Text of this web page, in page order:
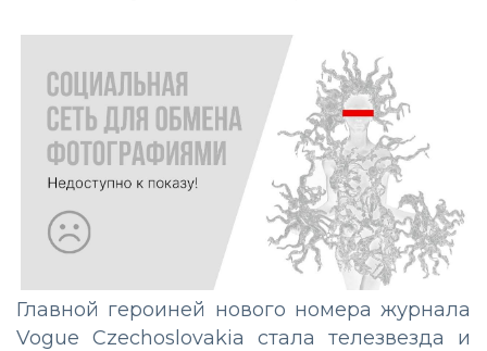
Главной героиней нового номера журнала
Vogue Czechoslovakia стала телезвезда и